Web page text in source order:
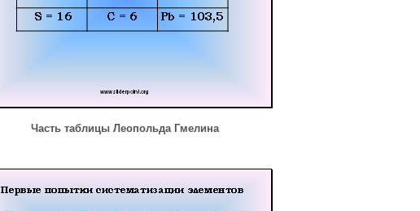
Часть таблицы Леопольда Гмелина